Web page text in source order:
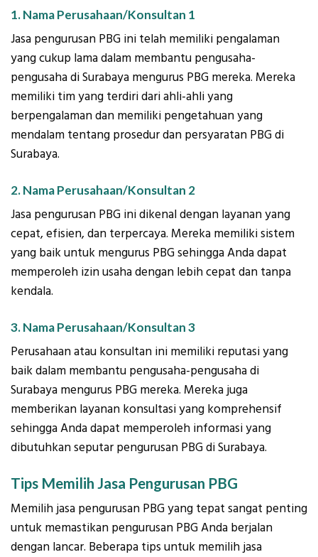
1. Nama Perusahaan/Konsultan 1
Jasa pengurusan PBG ini telah memiliki pengalaman
yang cukup lama dalam membantu pengusaha-
pengusaha di Surabaya mengurus PBG mereka. Mereka
memiliki tim yang terdiri dari ahli-ahli yang
berpengalaman dan memiliki pengetahuan yang
mendalam tentang prosedur dan persyaratan PBG di
Surabaya.
2. Nama Perusahaan/Konsultan 2
Jasa pengurusan PBG ini dikenal dengan layanan yang
cepat, efisien, dan terpercaya. Mereka memiliki sistem
yang baik untuk mengurus PBG sehingga Anda dapat
memperoleh izin usaha dengan lebih cepat dan tanpa
kendala.
3. Nama Perusahaan/Konsultan 3
Perusahaan atau konsultan ini memiliki reputasi yang
baik dalam membantu pengusaha-pengusaha di
Surabaya mengurus PBG mereka. Mereka juga
memberikan layanan konsultasi yang komprehensif
sehingga Anda dapat memperoleh informasi yang
dibutuhkan seputar pengurusan PBG di Surabaya.
Tips Memilih Jasa Pengurusan PBG
Memilih jasa pengurusan PBG yang tepat sangat penting
untuk memastikan pengurusan PBG Anda berjalan
dengan lancar. Beberapa tips untuk memilih jasa